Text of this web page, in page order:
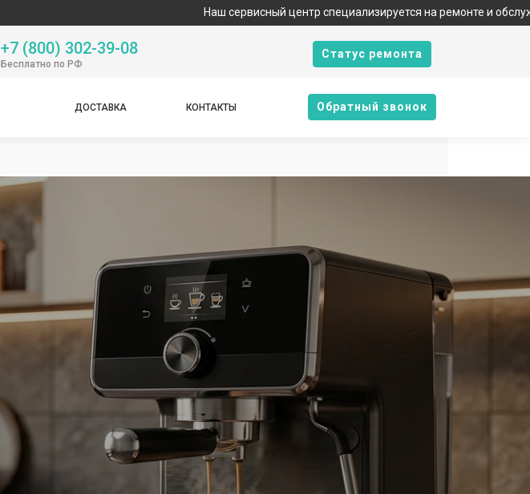
Наш сервисный центр специализируется на ремонте и обслуживании
+7 (800) 302-39-08
Бесплатно по РФ
Cтатус ремонта
ДОСТАВКА КОНТАКТЫ Oбратный звонок